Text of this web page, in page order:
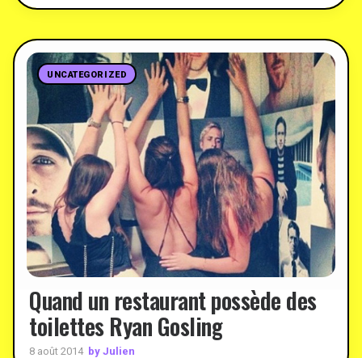
UNCATEGORIZED
Quand un restaurant possède des
toilettes Ryan Gosling
8 août 2014 by Julien